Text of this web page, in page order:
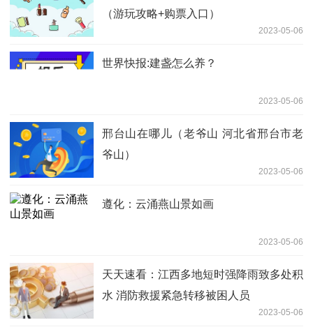
（游玩攻略+购票入口）
2023-05-06
世界快报:建盏怎么养？
2023-05-06
邢台山在哪儿（老爷山 河北省邢台市老
爷山）
2023-05-06
遵化：云涌燕山景如画
2023-05-06
天天速看：江西多地短时强降雨致多处积
水 消防救援紧急转移被困人员
2023-05-06